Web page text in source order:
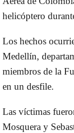
helicóptero
Los hechos
Medellín,
miembros de la
en un desfile.
Las víctimas
Mosquera y